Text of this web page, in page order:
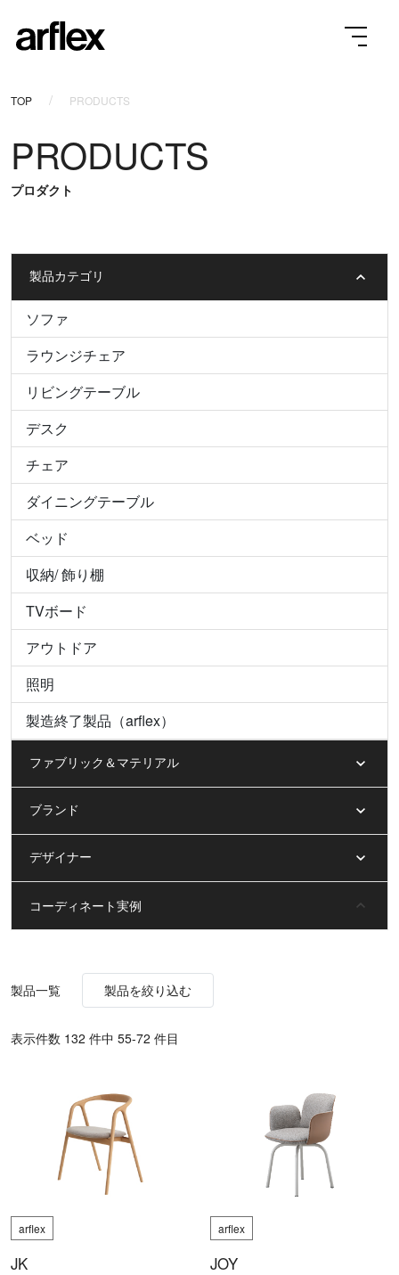
TOP PRODUCTS
PRODUCTS
プロダクト
製品カテゴリ
ソファ
ラウンジチェア
リビングテーブル
デスク
チェア
ダイニングテーブル
ベッド
収納/ 飾り棚
TVボード
アウトドア
照明
製造終了製品（arflex）
ファブリック＆マテリアル
ブランド
デザイナー
コーディネート実例
製品一覧 製品を絞り込む
表⽰件数 132 件中 55-72 件目
arflex
JK
arflex
JOY